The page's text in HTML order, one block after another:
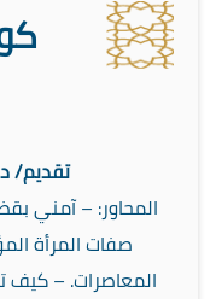
تقديم/
المحاور: – آمني
صفات المرأة
المعاصرات. – كيف